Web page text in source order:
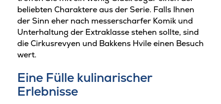
beliebten Charaktere aus der Serie. Falls Ihnen
der Sinn eher nach messerscharfer Komik und
Unterhaltung der Extraklasse stehen sollte, sind
die Cirkusrevyen und Bakkens Hvile einen Besuch
wert.
Eine Fülle kulinarischer
Erlebnisse